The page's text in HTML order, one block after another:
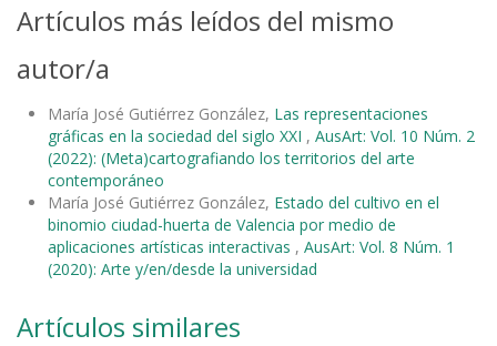
Artículos más leídos del mismo
autor/a
María José Gutiérrez González, Las representaciones
gráficas en la sociedad del siglo XXI , AusArt: Vol. 10 Núm. 2
(2022): (Meta)cartografiando los territorios del arte
contemporáneo
María José Gutiérrez González, Estado del cultivo en el
binomio ciudad-huerta de Valencia por medio de
aplicaciones artísticas interactivas , AusArt: Vol. 8 Núm. 1
(2020): Arte y/en/desde la universidad
Artículos similares